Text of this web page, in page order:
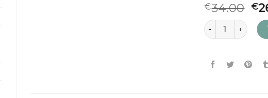
€34.00 €
hoofd sjaal aantal